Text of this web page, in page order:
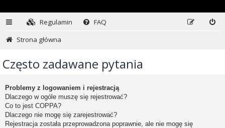
Regulamin
FAQ
Strona główna
Często zadawane pytania
Problemy z logowaniem i rejestracją
Dlaczego w ogóle muszę się rejestrować?
Co to jest COPPA?
Dlaczego nie mogę się zarejestrować?
Rejestracja została przeprowadzona poprawnie, ale nie mogę się